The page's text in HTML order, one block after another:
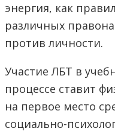
энергия, как
различных
против личности.
Участие ЛБТ в
процессе ставит
на первое место
социально-